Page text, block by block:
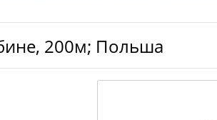
200м; Польша